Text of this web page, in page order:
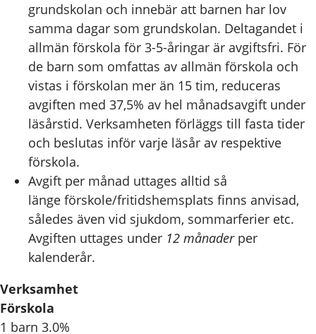
grundskolan och innebär att barnen har lov
samma dagar som grundskolan. Deltagandet i
allmän förskola för 3-5-åringar är avgiftsfri. För
de barn som omfattas av allmän förskola och
vistas i förskolan mer än 15 tim, reduceras
avgiften med 37,5% av hel månadsavgift under
läsårstid. Verksamheten förläggs till fasta tider
och beslutas inför varje läsår av respektive
förskola.
Avgift per månad uttages alltid så
länge förskole/fritidshemsplats finns anvisad,
således även vid sjukdom, sommarferier etc.
Avgiften uttages under 12 månaderper
kalenderår.
Verksamhet
Förskola
1 barn 3.0%